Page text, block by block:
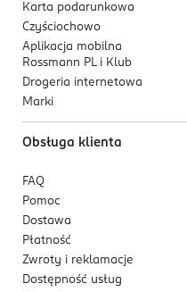
Karta podarunkowa
Czyściochowo
Aplikacja mobilna
Rossmann PL i Klub
Drogeria internetowa
Marki
Obsługa klienta
FAQ
Pomoc
Dostawa
Płatność
Zwroty i reklamacje
Dostępność usług